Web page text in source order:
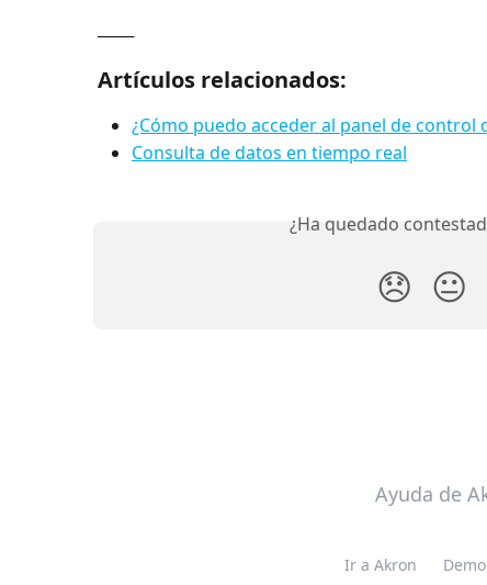
───
Artículos relacionados:
¿Cómo puedo acceder al panel de control
Consulta de datos en tiempo real
¿Ha quedado
😞 😐
Ayuda de
Ir a Akron Demo